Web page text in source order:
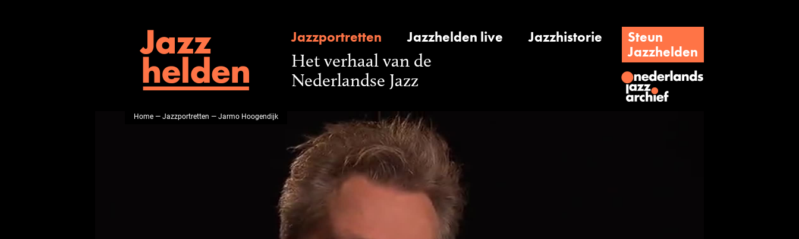
Jazzportretten Jazzhelden live Jazzhistorie
Steun
Jazzhelden
Het verhaal van de
Nederlandse Jazz
Home—Jazzportretten — Jarmo Hoogendijk